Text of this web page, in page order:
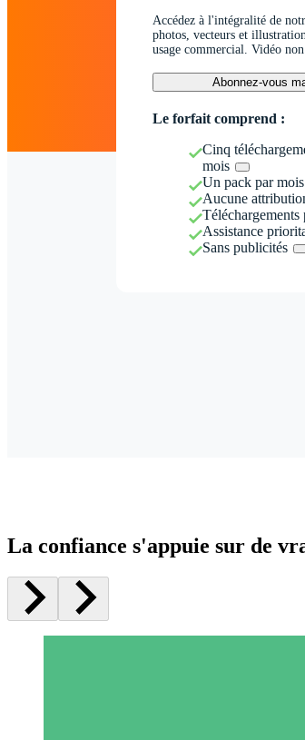
Accédez à l'intégralité de
photos, vecteurs et
usage commercial. Vidéo non
Abonnez-vous
Le forfait comprend :
Cinq
mois
Un pack par mois
Aucune
Téléchargements
Assistance
Sans publicités
La confiance s'appuie sur de